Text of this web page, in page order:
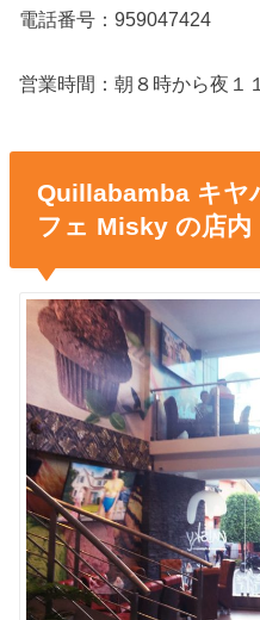
電話番号：959047424
営業時間：朝８時から夜１
Quillabamba キヤ
フェ Misky の店内